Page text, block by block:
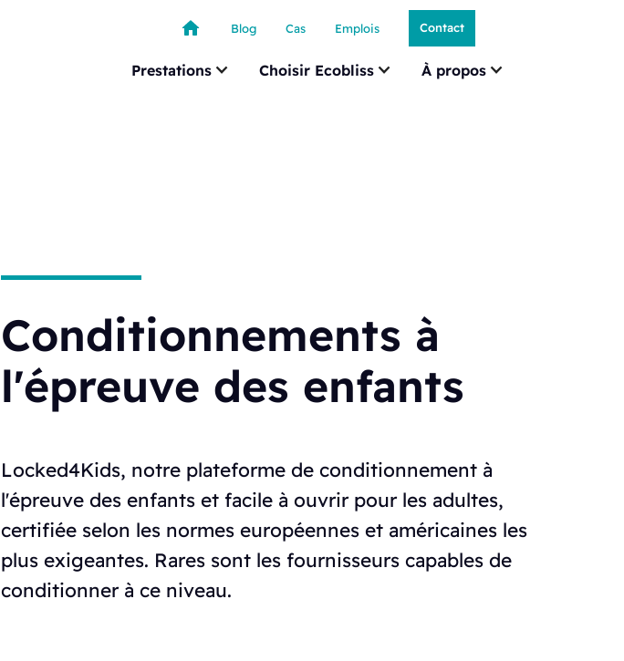
Prestations Choisir Ecobliss À propos
Blog Cas Emplois Contact
Conditionnements à
l'épreuve des enfants
Locked4Kids, notre plateforme de conditionnement à
l'épreuve des enfants et facile à ouvrir pour les adultes,
certifiée selon les normes européennes et américaines les
plus exigeantes. Rares sont les fournisseurs capables de
conditionner à ce niveau.